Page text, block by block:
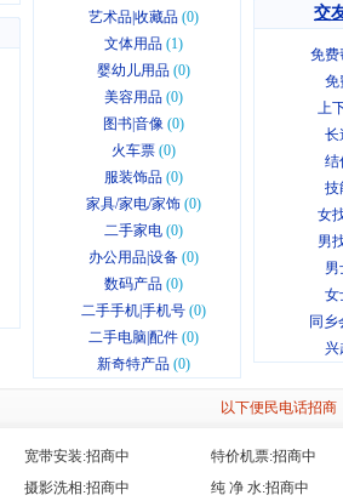
艺术品|收藏品 (0)
文体用品 (1)
婴幼儿用品 (0)
美容用品 (0)
图书|音像 (0)
火车票 (0)
服装饰品 (0)
家具/家电/家饰 (0)
二手家电 (0)
办公用品|设备 (0)
数码产品 (0)
二手手机|手机号 (0)
二手电脑|配件 (0)
新奇特产品 (0)
交
免费
免
上
长
结
技
女
男
男
女
同乡
兴
以下便民电话招
宽带安装:招商中
特价机票:招商中
摄影洗相:招商中
纯 净 水:招商中